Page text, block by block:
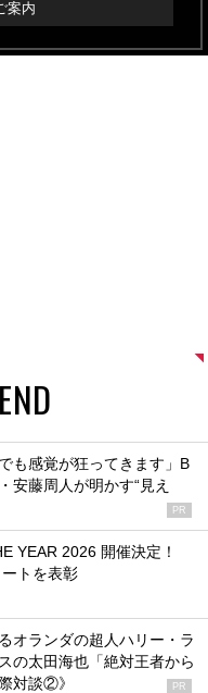
案内
も感覚が狂ってきます」B
安藤周人が明かす“見え
PR
YEAR 2026 開催決定！
トを表彰
オランダの超人ハリー・ラ
の太田海也「絶対王者から
対談②》
PR